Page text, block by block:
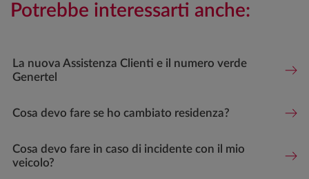
Potrebbe interessarti anche:
La nuova Assistenza Clienti e il numero verde
Genertel
Cosa devo fare se ho cambiato residenza?
Cosa devo fare in caso di incidente con il mio
veicolo?